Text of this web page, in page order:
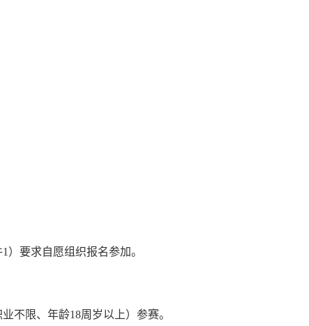
1 ）要求自愿组织报名参加。
不限、年龄18周岁以上）参赛。